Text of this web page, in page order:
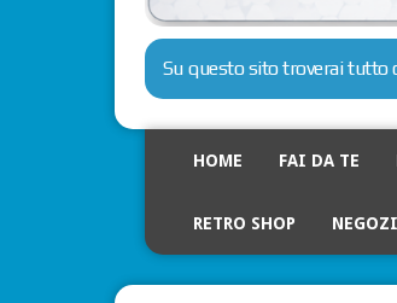
Su questo sito troverai tutto
HOME FAI DA TE
RETRO SHOP